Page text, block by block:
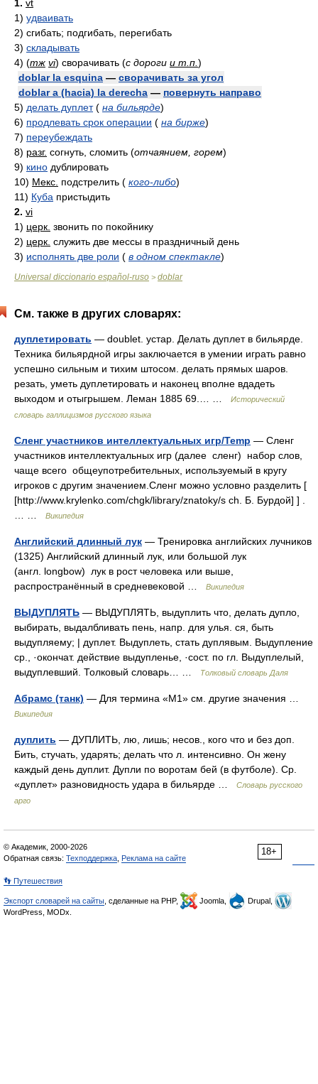
1. vt
1) удваивать
2) сгибать; подгибать, перегибать
3) складывать
4) (тж vi) сворачивать (с дороги и т.п. )
doblar la esquina — сворачивать за угол
doblar a (hacia) la derecha — повернуть направо
5) делать дуплет ( на бильярде)
6) продлевать срок операции ( на бирже)
7) переубеждать
8) разг. согнуть, сломить (отчаянием, горем)
9) кино дублировать
10) Мекс. подстрелить ( кого-либо)
11) Куба пристыдить
2. vi
1) церк. звонить по покойнику
2) церк. служить две мессы в праздничный день
3) исполнять две роли ( в одном спектакле)
Universal diccionario español-ruso > doblar
См. также в других словарях:
дуплетировать — doublet. устар. Делать дуплет в бильярде.
Техника бильярдной игры заключается в умении играть равно
успешно сильным и тихим штосом. делать прямых шаров.
резать, уметь дуплетировать и наконец вполне вдадеть
выходом и отыгрышем. Леман 1885 69.… …
Исторический
словарь галлицизмов русского языка
Сленг участников интеллектуальных игр/Temp — Сленг
участников интеллектуальных игр (далее сленг) набор слов,
чаще всего общеупотребительных, используемый в кругу
игроков с другим значением.Сленг можно условно разделить [
[http://www.krylenko.com/chgk/library/znatoky/s ch. Б. Бурдой] ] .
Википедия
Английский длинный лук — Тренировка английских лучников
(1325) Английский длинный лук, или большой лук
(англ. longbow) лук в рост человека или выше,
распространённый в средневековой …
Википедия
ВЫДУПЛЯТЬ — ВЫДУПЛЯТЬ, выдуплить что, делать дупло,
выбирать, выдалбливать пень, напр. для улья. ся, быть
выдупляему; | дуплет. Выдуплеть, стать дуплявым. Выдупление
ср., ·окончат. действие выдупленье, ·сост. по гл. Выдуплелый,
выдуплевший. Толковый словарь… …
Толковый словарь Даля
Абрамс (танк) — Для термина «М1» см. другие значения …
Википедия
дуплить — ДУПЛИТЬ, лю, лишь; несов., кого что и без доп.
Бить, стучать, ударять; делать что л. интенсивно. Он жену
каждый день дуплит. Дупли по воротам бей (в футболе). Ср.
«дуплет» разновидность удара в бильярде …
Словарь русского
арго
18+
© Академик, 2000-2026
Обратная связь: Техподдержка Реклама на сайте
👣 Путешествия
Экспорт словарей на сайты , сделанные на PHP, Joomla,
Drupal,
WordPress, MODx.